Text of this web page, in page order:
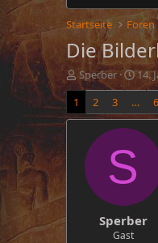
Startseite Foren
Die
E
r
t
Sperber
E
r
s
t
e
m
14.
1
2 3 … 6
S
Sperber
Gast